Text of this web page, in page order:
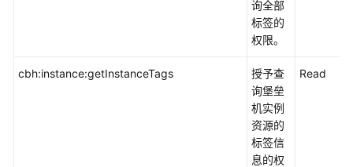
询全部
标签的
权限。
cbh:instance:getInstanceTags
授予查
询堡垒
机实例
资源的
标签信
息的权
Read